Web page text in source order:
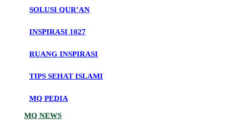
SOLUSI QUR’AN
INSPIRASI 1027
RUANG INSPIRASI
TIPS SEHAT ISLAMI
MQ PEDIA
MQ NEWS